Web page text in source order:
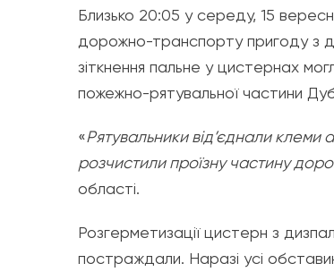
Близько 20:05 у середу, 15
дорожно-транспорту пригоду з
зіткнення пальне у цистернах
пожежно-рятувальної частини
«Рятувальники від’єднали
розчистили проїзну частину
області.
Розгерметизації цистерн з
постраждали. Наразі усі